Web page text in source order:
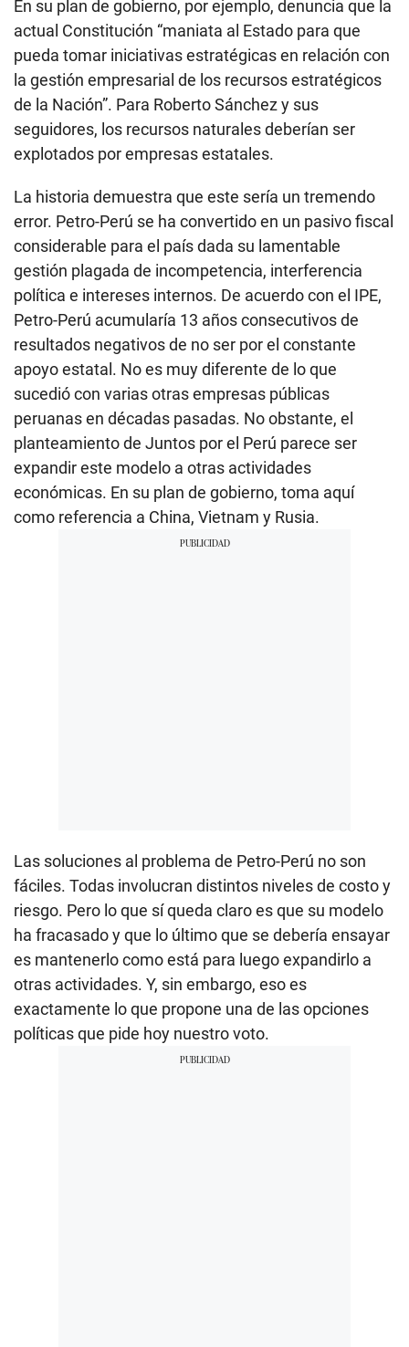
En su plan de gobierno, por ejemplo, denuncia que la
actual Constitución “maniata al Estado para que
pueda tomar iniciativas estratégicas en relación con
la gestión empresarial de los recursos estratégicos
de la Nación”. Para Roberto Sánchez y sus
seguidores, los recursos naturales deberían ser
explotados por empresas estatales.
La historia demuestra que este sería un tremendo
error. Petro-Perú se ha convertido en un pasivo fiscal
considerable para el país dada su lamentable
gestión plagada de incompetencia, interferencia
política e intereses internos. De acuerdo con el IPE,
Petro-Perú acumularía 13 años consecutivos de
resultados negativos de no ser por el constante
apoyo estatal. No es muy diferente de lo que
sucedió con varias otras empresas públicas
peruanas en décadas pasadas. No obstante, el
planteamiento de Juntos por el Perú parece ser
expandir este modelo a otras actividades
económicas. En su plan de gobierno, toma aquí
como referencia a China, Vietnam y Rusia.
Las soluciones al problema de Petro-Perú no son
fáciles. Todas involucran distintos niveles de costo y
riesgo. Pero lo que sí queda claro es que su modelo
ha fracasado y que lo último que se debería ensayar
es mantenerlo como está para luego expandirlo a
otras actividades. Y, sin embargo, eso es
exactamente lo que propone una de las opciones
políticas que pide hoy nuestro voto.